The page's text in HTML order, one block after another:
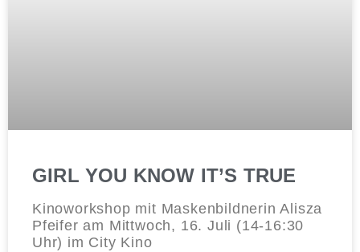
GIRL YOU KNOW IT’S TRUE
Kinoworkshop mit Maskenbildnerin Alisza
Pfeifer am Mittwoch, 16. Juli (14-16:30
Uhr) im City Kino